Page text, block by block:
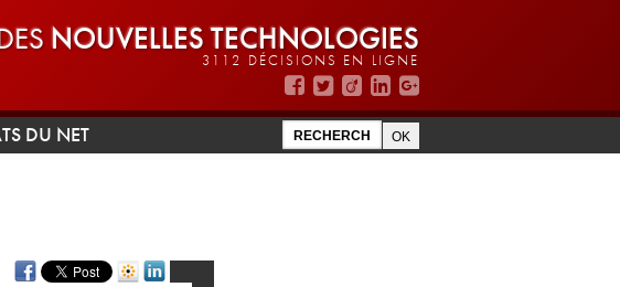
NOUVELLES TECHNOLOGIES
3112 DÉCISIONS EN LIGNE
DU NET